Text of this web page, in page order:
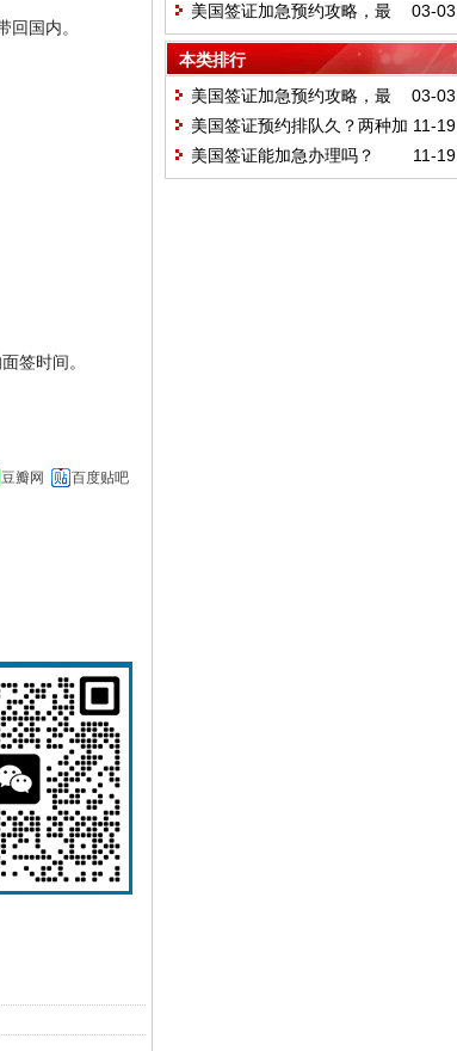
国内。
签时间。
豆瓣网 百度贴吧
03-03
美国签证加急预约攻略，最
快1天通过，美国签证加急预约
本类排行
03-03
美国签证加急预约攻略，最
快1天通过，美国签证加急预约11-19
美国签证预约排队久？两种加
急途径助你尽快面签
11-19
美国签证能加急办理吗？